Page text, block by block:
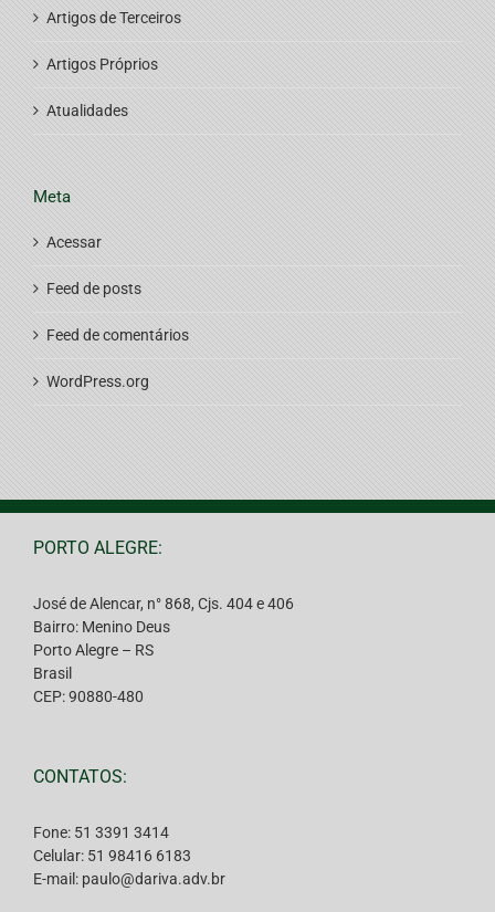
Artigos de Terceiros
Artigos Próprios
Atualidades
Meta
Acessar
Feed de posts
Feed de comentários
WordPress.org
PORTO ALEGRE:
José de Alencar, n° 868, Cjs. 404 e 406
Bairro: Menino Deus
Porto Alegre – RS
Brasil
CEP: 90880-480
CONTATOS:
Fone: 51 3391 3414
Celular: 51 98416 6183
E-mail: paulo@dariva.adv.br